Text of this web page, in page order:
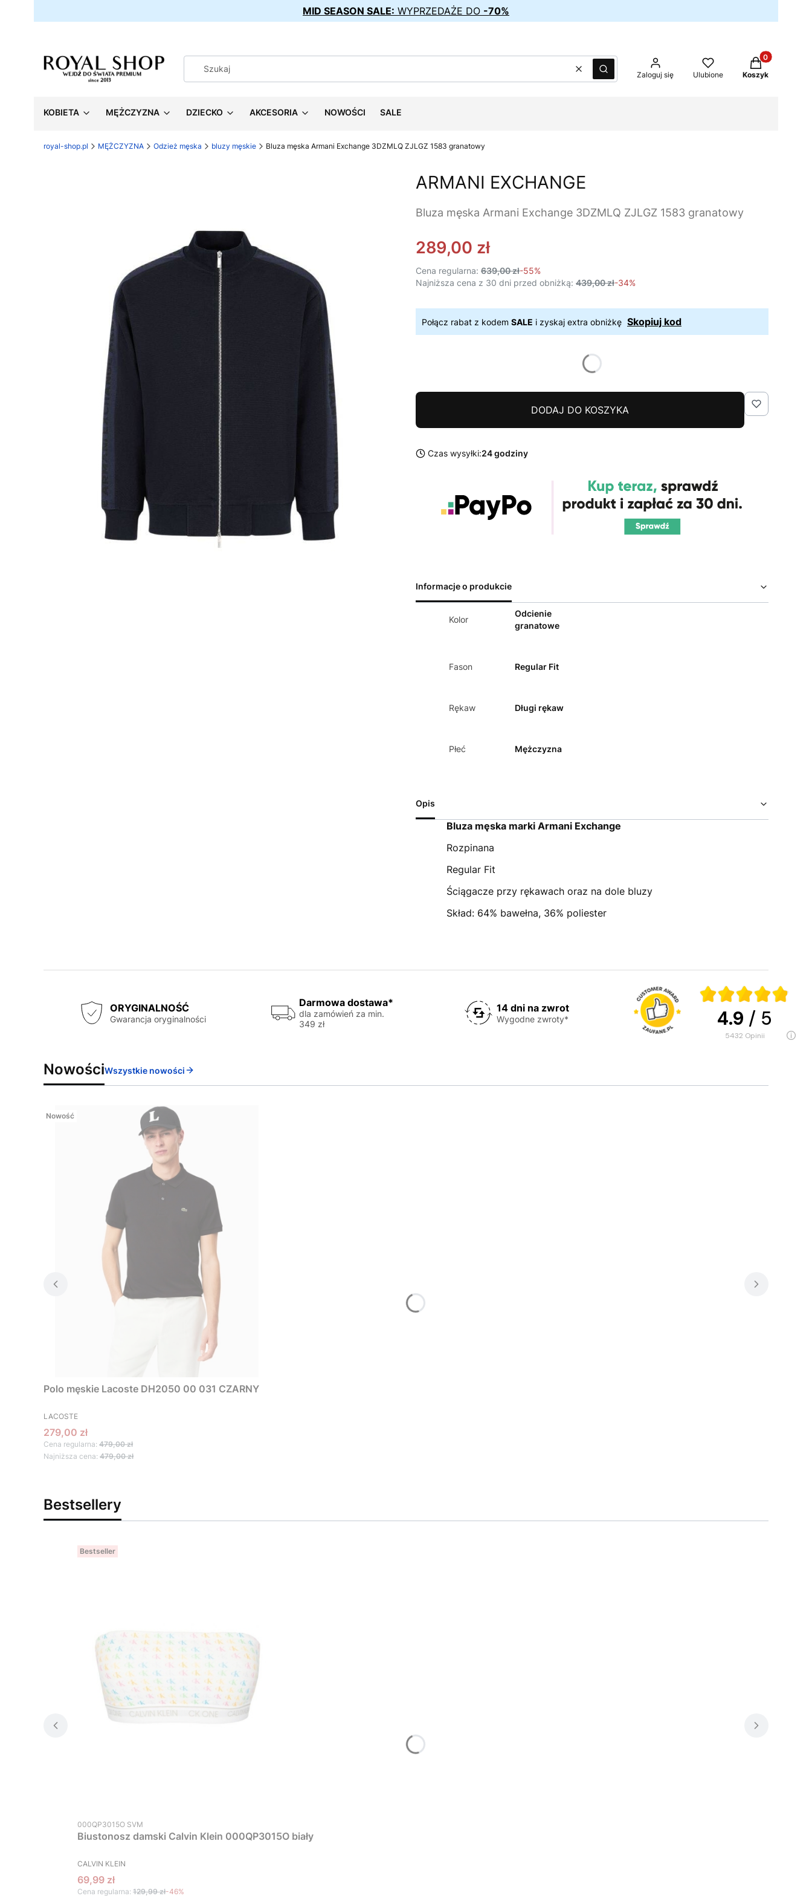
MID SEASON SALE: WYPRZEDAŻE DO -70%
WyczyśćSzukaj Zaloguj się Ulubione
Produkty w
Koszyk
KOBIETA MĘŻCZYZNA DZIECKO AKCESORIA NOWOŚCI SALE
royal-shop.pl MĘŻCZYZNA Odzież męska bluzy męskie Bluza męska Armani Exchange 3DZMLQ ZJLGZ 1583 granatowy
ARMANI EXCHANGE
Bluza męska Armani Exchange 3DZMLQ ZJLGZ 1583 granatowy
289,00 zł
Cena regularna: 639,00 zł-55%
Najniższa cena z 30 dni przed obniżką: 439,00 zł-34%
Połącz rabat z kodem SALE i zyskaj extra obniżkę Skopiuj kod
DODAJ DO KOSZYKA
Czas wysyłki:24 godziny
Informacje o produkcie
Kolor
Odcienie
granatowe
Fason Regular Fit
Rękaw Długi rękaw
Płeć Mężczyzna
Opis
Bluza męska marki Armani Exchange
Rozpinana
Regular Fit
Ściągacze przy rękawach oraz na dole bluzy
Skład: 64% bawełna, 36% poliester
ORYGINALNOŚĆ
Gwarancja oryginalności
Darmowa dostawa*
dla zamówień za min.
349 zł
14 dni na zwrot
Wygodne zwroty* 4.9 / 5
5432 opinii
NowościWszystkie nowości
Nowość
Polo męskie Lacoste DH2050 00 031 CZARNY
PRODUCENT
LACOSTE
Cena promocyjna
279,00 zł
Cena regularna: 479,00 zł
Najniższa cena: 479,00 zł
Bestsellery
Bestseller
Kod produktu
000QP3015O SVM
Biustonosz damski Calvin Klein 000QP3015O biały
PRODUCENT
CALVIN KLEIN
Cena promocyjna
69,99 zł
Cena regularna: 129,99 zł-46%